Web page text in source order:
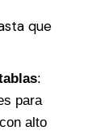
que
:
para
alto